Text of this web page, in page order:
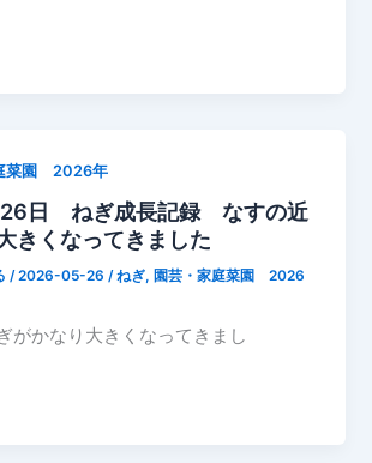
菜園 2026年
日 ねぎ成長記録 なすの近
きくなってきました
/2026-05-26/ねぎ, 園芸・家庭菜園 2026
がかなり大きくなってきまし